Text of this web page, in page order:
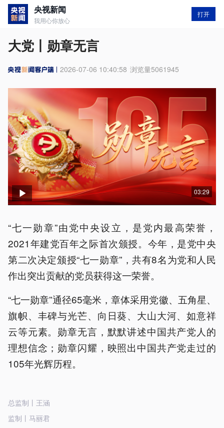
央视新闻
我用心你放心
打开
大党丨勋章无言
2026-07-06 10:40:58 浏览量5061945
03:29
“七一勋章”由党中央设立，是党内最高荣誉，
2021年建党百年之际首次颁授。今年，是党中央
第二次决定颁授“七一勋章”，共有8名为党和人民
作出突出贡献的党员获得这一荣誉。
“七一勋章”通径65毫米，章体采用党徽、五角星、
旗帜、丰碑与光芒、向日葵、大山大河、如意祥
云等元素。勋章无言，默默讲述中国共产党人的
理想信念；勋章闪耀，映照出中国共产党走过的
105年光辉历程。
总监制丨王涵
监制丨马丽君